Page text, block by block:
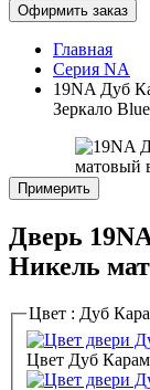
Офирмить заказ
Главная
Серия NA
19NA Дуб
Зеркало Blue
Примерить
Дверь
Никель
Цвет : Дуб
Цвет Дуб